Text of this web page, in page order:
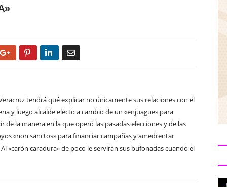
Google+ Pinterest LinkedIn
tendrá qué explicar no únicamente sus relaciones con el
y luego alcalde electo a cambio de un «enjuague» para
la manera en la que operó las pasadas elecciones y de las
«non sanctos» para financiar campañas y amedrentar
«carón caradura» de poco le servirán sus bufonadas cuando el